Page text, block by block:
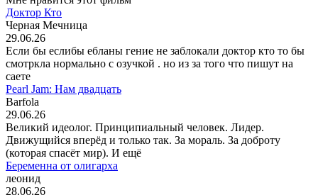
Доктор Кто
Черная Мечница
29.06.26
Если бы еслибы ебланы гение не заблокали доктор кто то бы
смотркла нормально с озучкой . но из за того что пишут на
саете
Pearl Jam: Нам двадцать
Barfola
29.06.26
Великий идеолог. Принципиальный человек. Лидер.
Движущийся вперёд и только так. За мораль. За доброту
(которая спасёт мир). И ещё
Беременна от олигарха
леонид
28.06.26